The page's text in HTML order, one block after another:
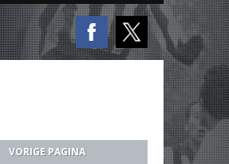
VORIGE PAGINA